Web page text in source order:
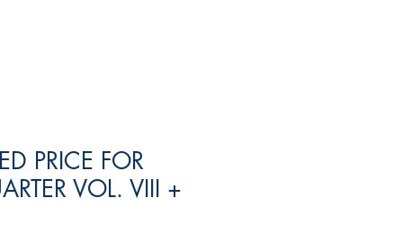
PRICE FOR
VOL. VIII +